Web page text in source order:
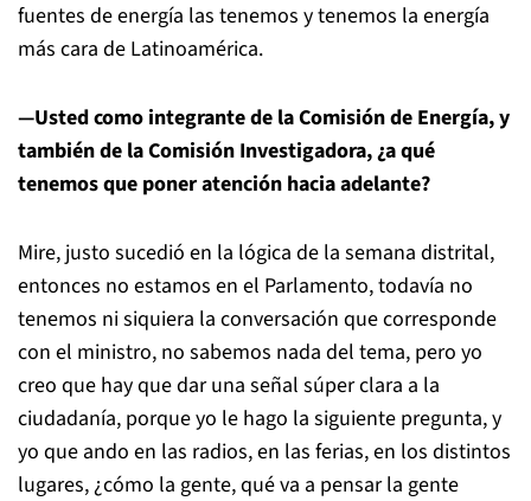
fuentes de energía las tenemos y tenemos la energía
más cara de Latinoamérica.
—Usted como integrante de la Comisión de Energía, y
también de la Comisión Investigadora, ¿a qué
tenemos que poner atención hacia adelante?
Mire, justo sucedió en la lógica de la semana distrital,
entonces no estamos en el Parlamento, todavía no
tenemos ni siquiera la conversación que corresponde
con el ministro, no sabemos nada del tema, pero yo
creo que hay que dar una señal súper clara a la
ciudadanía, porque yo le hago la siguiente pregunta, y
yo que ando en las radios, en las ferias, en los distintos
lugares, ¿cómo la gente, qué va a pensar la gente